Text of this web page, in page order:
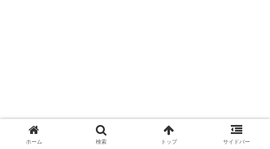
ホーム 検索 トップ サイドバー